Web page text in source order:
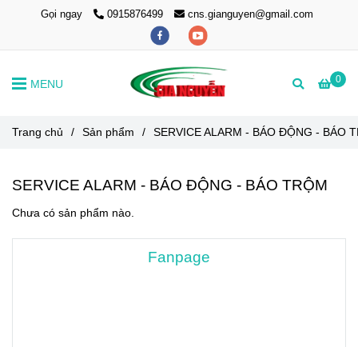
Gọi ngay 0915876499 cns.gianguyen@gmail.com
0
MENU
Trang chủ / Sản phẩm / SERVICE ALARM - BÁO ĐỘNG - BÁO
SERVICE ALARM - BÁO ĐỘNG - BÁO TRỘM
Chưa có sản phẩm nào.
Fanpage